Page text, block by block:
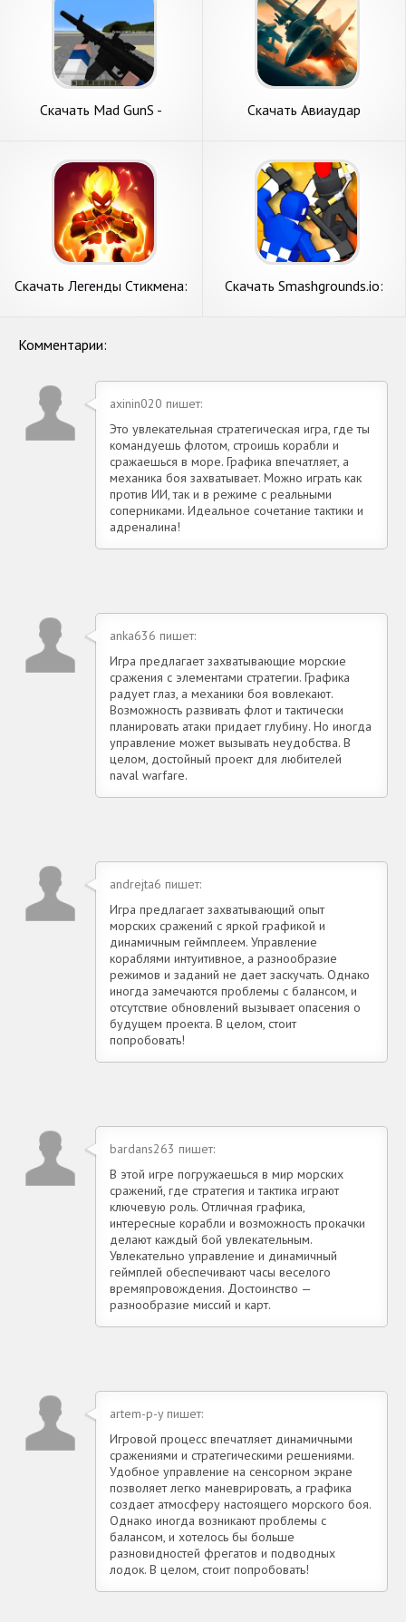
Скачать Mad GunS -
Андроид
Скачать Авиаудар
Андроид
Скачать Легенды Стикмена:
Скачать Smashgrounds.io:
Комментарии:
axinin020 пишет:
Это увлекательная стратегическая игра, где ты
командуешь флотом, строишь корабли и
сражаешься в море. Графика впечатляет, а
механика боя захватывает. Можно играть как
против ИИ, так и в режиме с реальными
соперниками. Идеальное сочетание тактики и
адреналина!
anka636 пишет:
Игра предлагает захватывающие морские
сражения с элементами стратегии. Графика
радует глаз, а механики боя вовлекают.
Возможность развивать флот и тактически
планировать атаки придает глубину. Но иногда
управление может вызывать неудобства. В
целом, достойный проект для любителей
naval warfare.
andrejta6 пишет:
Игра предлагает захватывающий опыт
морских сражений с яркой графикой и
динамичным геймплеем. Управление
кораблями интуитивное, а разнообразие
режимов и заданий не дает заскучать. Однако
иногда замечаются проблемы с балансом, и
отсутствие обновлений вызывает опасения о
будущем проекта. В целом, стоит
попробовать!
bardans263 пишет:
В этой игре погружаешься в мир морских
сражений, где стратегия и тактика играют
ключевую роль. Отличная графика,
интересные корабли и возможность прокачки
делают каждый бой увлекательным.
Увлекательно управление и динамичный
геймплей обеспечивают часы веселого
времяпровождения. Достоинство —
разнообразие миссий и карт.
artem-p-y пишет:
Игровой процесс впечатляет динамичными
сражениями и стратегическими решениями.
Удобное управление на сенсорном экране
позволяет легко маневрировать, а графика
создает атмосферу настоящего морского боя.
Однако иногда возникают проблемы с
балансом, и хотелось бы больше
разновидностей фрегатов и подводных
лодок. В целом, стоит попробовать!